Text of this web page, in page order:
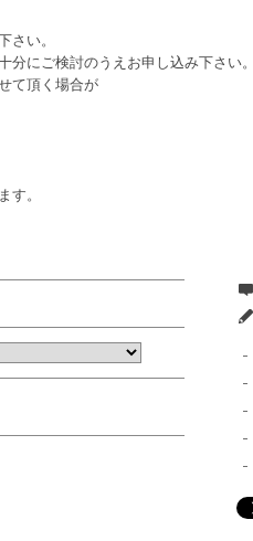
さい。
にご検討のうえお申し込み下さい。
て頂く場合が
す。